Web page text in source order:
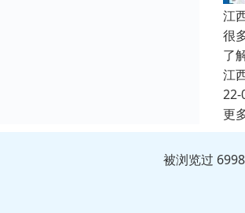
江
很
了
江
22-
更
被浏览过